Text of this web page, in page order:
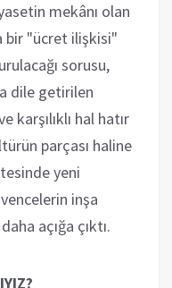
mekânı olan
bir "ücret ilişkisi"
sorusu,
dile getirilen
karşılıklı hal hatır
parçası haline
yeni
inşa
açığa çıktı.